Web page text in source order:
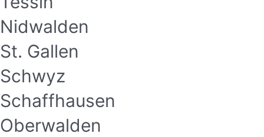
Nidwalden
St. Gallen
Schwyz
Schaffhausen
Oberwalden